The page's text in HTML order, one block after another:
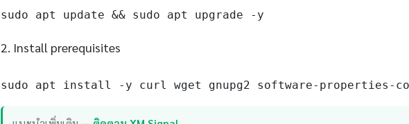
sudo apt update && sudo apt upgrade -y
2. Install prerequisites
sudo apt install -y curl wget gnupg2 software-properties-